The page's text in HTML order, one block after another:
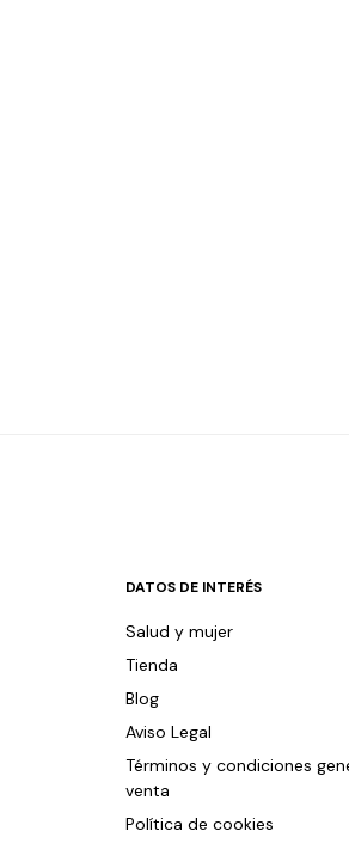
DATOS DE INTERÉS
Salud y mujer
Tienda
Blog
Aviso Legal
Términos y condiciones
venta
Política de cookies